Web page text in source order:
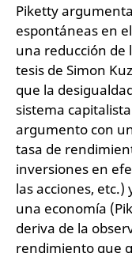
Piketty
espontáneas en
una reducción de
tesis de Simon
que la
sistema
argumento con
tasa de
inversiones en
las acciones, etc.)
una economía
deriva de la
rendimiento que